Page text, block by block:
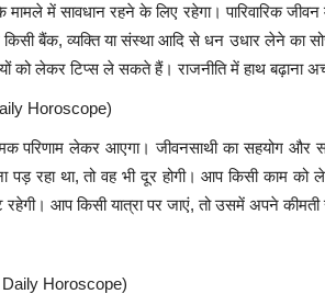
में सावधान रहने के लिए रहेगा। पारिवारिक जीवन
बैंक, व्यक्ति या संस्था आदि से धन उधार लेने का
को लेकर टिप्स ले सकते हैं। राजनीति में हाथ बढ़ाना
Horoscope)
परिणाम लेकर आएगा। जीवनसाथी का सहयोग और
पड़ रहा था, तो वह भी दूर होगी। आप किसी काम
आप किसी यात्रा पर जाएं, तो उसमें अपने कीमती
Daily Horoscope)